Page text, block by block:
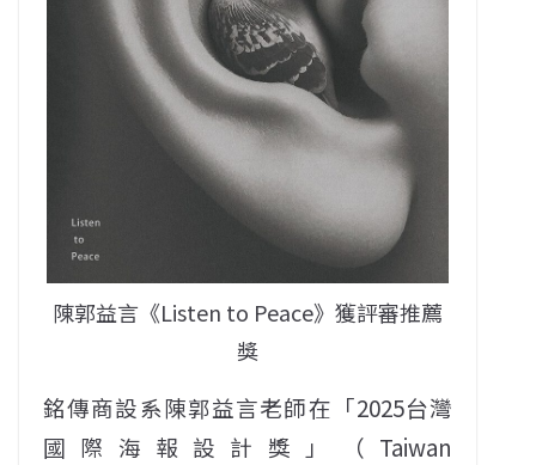
陳郭益言《Listen to Peace》獲評審推薦
獎
銘傳商設系陳郭益言老師在「2025台灣
國際海報設計獎」（Taiwan